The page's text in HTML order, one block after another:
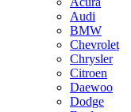
Audi
BMW
Chevrolet
Chrysler
Citroen
Daewoo
Dodge